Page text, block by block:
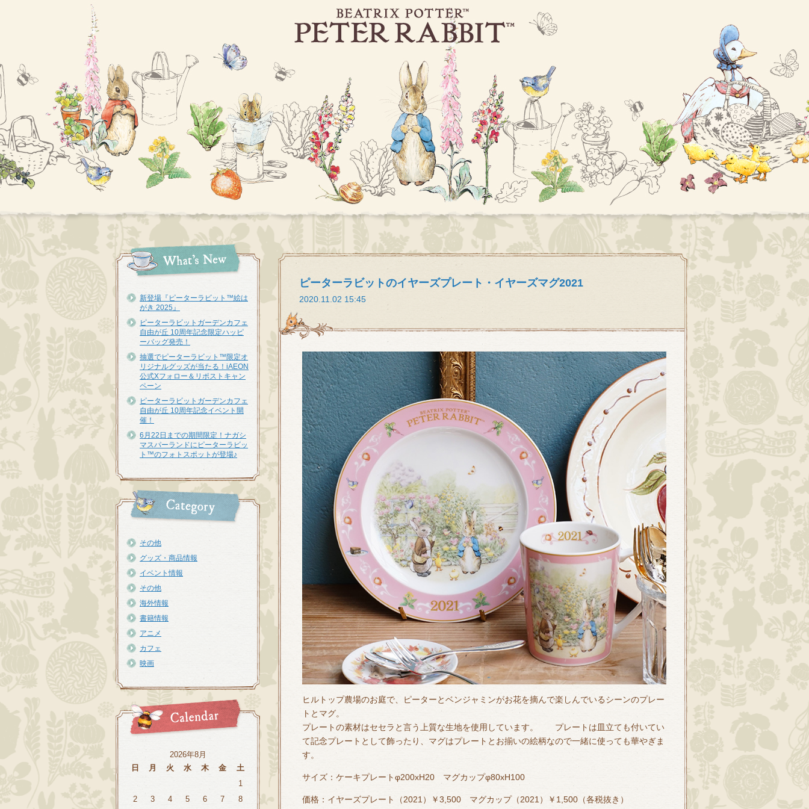
新登場『ピーターラビット™︎絵は
がき 2025』
ピーターラビットガーデンカフェ
自由が丘 10周年記念限定ハッピ
ーバッグ発売！
抽選でピーターラビット™限定オ
リジナルグッズが当たる！iAEON
公式Xフォロー＆リポストキャン
ペーン
ピーターラビットガーデンカフェ
自由が丘 10周年記念イベント開
催！
6月22日までの期間限定！ナガシ
マスパーランドにピーターラビッ
ト™のフォトスポットが登場♪
その他
グッズ・商品情報
イベント情報
その他
海外情報
書籍情報
アニメ
カフェ
映画
2026年8月
日
月 火 水 木 金
土
1
2
3 4 5 6 7 8
ピーターラビットのイヤーズプレート・イヤーズマグ2021
2020.11.02 15:45
ヒルトップ農場のお庭で、ピーターとベンジャミンがお花を摘んで楽しんでいるシーンのプレー
トとマグ。
プレートの素材はセセラと言う上質な生地を使用しています。 プレートは皿立ても付いてい
て記念プレートとして飾ったり、マグはプレートとお揃いの絵柄なので一緒に使っても華やぎま
す。
サイズ：ケーキプレートφ200xH20 マグカップφ80xH100
価格：イヤーズプレート（2021）￥3,500 マグカップ（2021）￥1,500（各税抜き）